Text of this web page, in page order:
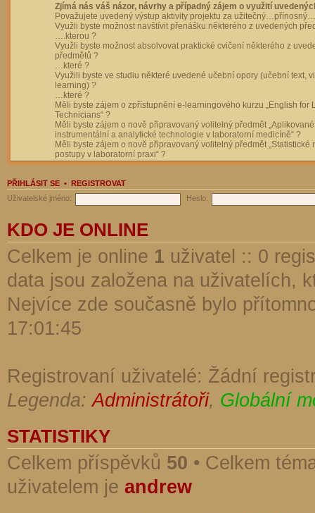
Zjímá nás váš názor, návrhy a případný zájem o využití
Považujete uvedený výstup aktivity projektu za
Využli byste možnost navštívit přenášku některého z uvedených
….kterou ?
Využli byste možnost absolvovat praktické cvičení některého z
předmětů ?
…které ?
Využili byste ve studiu některé uvedené učební opory (učební text,
learning) ?
…které ?
Měli byste zájem o zpřístupnění e-learningového kurzu „English for
Technicians“ ?
Měli byste zájem o nově připravovaný volitelný předmět „Aplikované
instrumentální a analytické technologie v laboratorní medicíně“ ?
Měli byste zájem o nově připravovaný volitelný předmět „Statistické
postupy v laboratorní praxi“ ?
PŘIHLÁSIT SE • REGISTROVAT
Uživatelské jméno:
Heslo:
KDO JE ONLINE
Celkem je online 1 uživatel :: 0
data jsou založena na uživatelích,
Nejvíce zde současně bylo
17:01:45
Registrovaní uživatelé: Žádní
Legenda:Administrátoři, Globální
STATISTIKY
Celkem příspěvků 50 • Celkem
uživatelem je andrew